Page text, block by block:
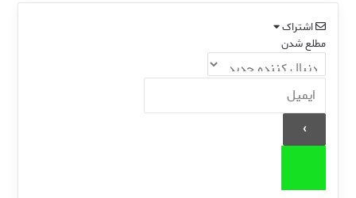
اشتراک
مطلع شدن